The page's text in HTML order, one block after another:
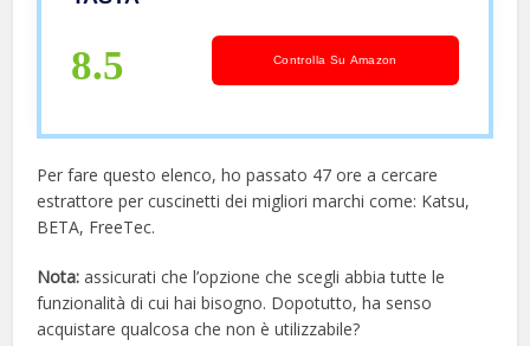
8.5 Controlla Su Amazon
Per fare questo elenco, ho passato 47 ore a cercare
estrattore per cuscinetti dei migliori marchi come: Katsu,
BETA, FreeTec.
Nota: assicurati che l’opzione che scegli abbia tutte le
funzionalità di cui hai bisogno. Dopotutto, ha senso
acquistare qualcosa che non è utilizzabile?